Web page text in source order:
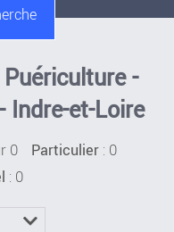
-
Indre-et-Loire
0 Particulier : 0
: 0